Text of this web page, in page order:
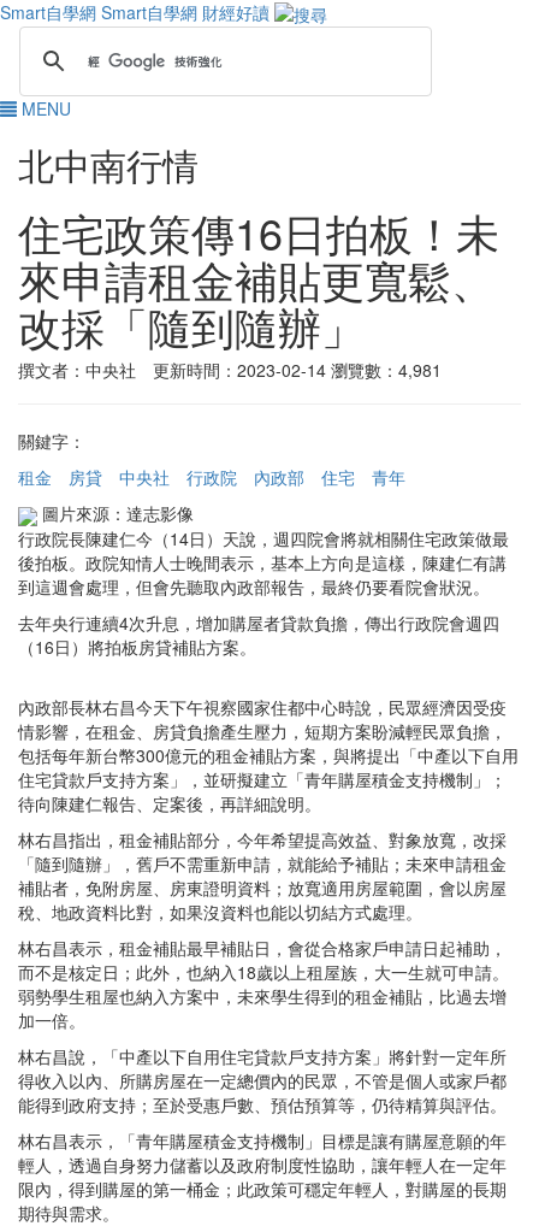
Smart自學網 Smart自學網 財經好讀
MENU
北中南行情
住宅政策傳16日拍板！未
來申請租金補貼更寬鬆、
改採「隨到隨辦」
撰文者：中央社 更新時間：2023-02-14 瀏覽數：4,981
關鍵字：
租金
房貸 中央社 行政院 內政部 住宅
青年
圖片來源：達志影像
行政院長陳建仁今（14日）天說，週四院會將就相關住宅政策做最
後拍板。政院知情人士晚間表示，基本上方向是這樣，陳建仁有講
到這週會處理，但會先聽取內政部報告，最終仍要看院會狀況。
去年央行連續4次升息，增加購屋者貸款負擔，傳出行政院會週四
（16日）將拍板房貸補貼方案。
內政部長林右昌今天下午視察國家住都中心時說，民眾經濟因受疫
情影響，在租金、房貸負擔產生壓力，短期方案盼減輕民眾負擔，
包括每年新台幣300億元的租金補貼方案，與將提出「中產以下自用
住宅貸款戶支持方案」，並研擬建立「青年購屋積金支持機制」；
待向陳建仁報告、定案後，再詳細說明。
林右昌指出，租金補貼部分，今年希望提高效益、對象放寬，改採
「隨到隨辦」，舊戶不需重新申請，就能給予補貼；未來申請租金
補貼者，免附房屋、房東證明資料；放寬適用房屋範圍，會以房屋
稅、地政資料比對，如果沒資料也能以切結方式處理。
林右昌表示，租金補貼最早補貼日，會從合格家戶申請日起補助，
而不是核定日；此外，也納入18歲以上租屋族，大一生就可申請。
弱勢學生租屋也納入方案中，未來學生得到的租金補貼，比過去增
加一倍。
林右昌說，「中產以下自用住宅貸款戶支持方案」將針對一定年所
得收入以內、所購房屋在一定總價內的民眾，不管是個人或家戶都
能得到政府支持；至於受惠戶數、預估預算等，仍待精算與評估。
林右昌表示，「青年購屋積金支持機制」目標是讓有購屋意願的年
輕人，透過自身努力儲蓄以及政府制度性協助，讓年輕人在一定年
限內，得到購屋的第一桶金；此政策可穩定年輕人，對購屋的長期
期待與需求。